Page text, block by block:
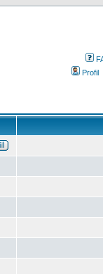
Profil